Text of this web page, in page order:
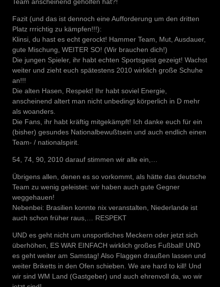
Fazit (und das ist dennoch eine Aufforderung um den dritten
Platz rrrichtig zu kämpfen!!!):
Klinsi, du hast es echt gerockt! Hammer Team, Mut, Ausdauer,
gute Mischung, WEITER SO! (Wir brauchen dich!)
Die jungen Spieler, ihr habt echten Sportsgeist gezeigt! Wachst
weiter und zieht euch spätestens 2010 wirklich große Schuhe
an!!!
Die alten Hasen, Respekt! Ihr habt soviel Energie,
anscheinend altert man nicht unbedingt körperlich in D mehr
als woanders.
Die Fans, ihr habt kräftig mitgekämpft! Ich danke euch für ein
(bisher) gesundes Nationalbewußtsein und auch endlich einen
Team- / nationalspirit.
54, 74, 90, 2010 darauf stimmen wir alle ein,…
Übrigens allen, denen es so vorkommt, als hätte das deutsche
Team zu wenig geleistet: wir haben auch gute Gegner
weggehauen!
Nebenbei: Brasilien konnte nix veranstalten, Niederlande ist
auch schon früher raus,… RESPEKT
UND es geht nicht um unsportliches Meckern oder jetzt sich
überhöhen, ES WAR EINFACH wirklich großes Fußball! UND
es geht weiter am Samstag! Also Flaggen draußen lassen und
weiter Briketts in den Ofen schieben. We are hard to kill! Und
wir sind WM Land (Gastgeber) und auch ehrenvoll da, wo wir